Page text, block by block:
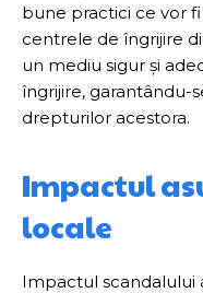
bune practici ce vor
centrele de îngrijire
un mediu sigur și
îngrijire, garantându-
drepturilor acestora.
Impactul
locale
Impactul scandalului